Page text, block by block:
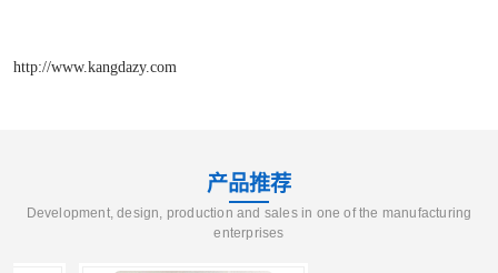
http://www.kangdazy.com
产品推荐
Development, design, production and sales in one of the manufacturing
enterprises